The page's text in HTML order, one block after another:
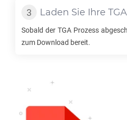
Laden Sie Ihre TGA
Sobald der TGAProzess
zum Download bereit.